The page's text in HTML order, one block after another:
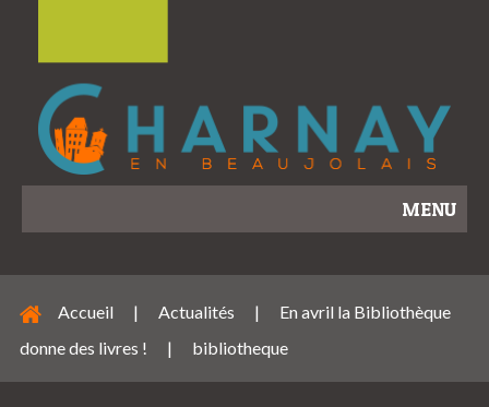
MENU
Accueil | Actualités |
En avril la Bibliothèque
donne des livres !
| bibliotheque